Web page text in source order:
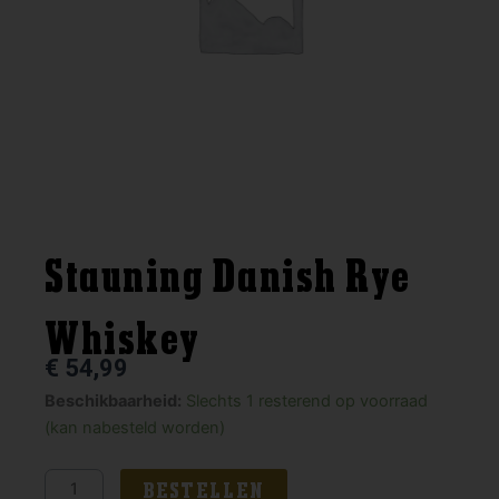
Stauning Danish Rye
Whiskey
€ 54,99
Beschikbaarheid: Slechts 1 resterend op voorraad
(kan nabesteld worden)
Stauning
Danish
Whiskey
BESTELLEN